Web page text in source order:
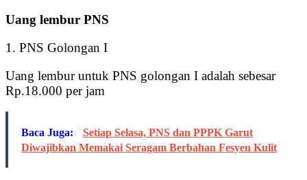
Uang lembur PNS
1. PNS Golongan I
Uang lembur untuk PNS golongan I adalah sebesar
Rp.18.000 per jam
Baca Juga:
Setiap Selasa, PNS dan PPPK Garut
Diwajibkan Memakai Seragam Berbahan Fesyen Kulit